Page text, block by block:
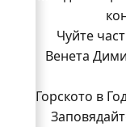
Чуйте
Венета
Горското в